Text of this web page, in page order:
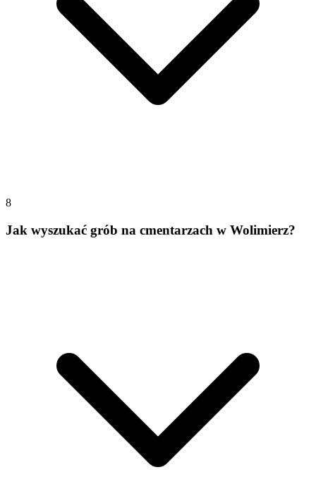
8
Jak wyszukać grób na cmentarzach w Wolimierz?